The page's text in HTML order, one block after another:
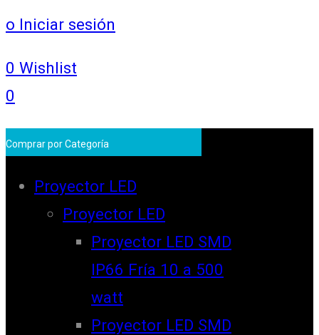
o Iniciar sesión
0 Wishlist
0
Comprar por Categoría
Proyector LED
Proyector LED
Proyector LED SMD
IP66 Fría 10 a 500
watt
Proyector LED SMD